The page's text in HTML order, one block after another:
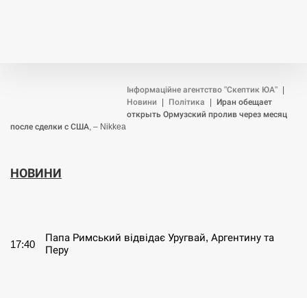
Інформаційне агентство "Скептик ЮА"
Новини
Політика
Иран обещает
открыть Ормузский пролив через месяц
после сделки с США, – Nikkea
НОВИНИ
17:40
Папа Римський відвідає Уругвай, Аргентину та
Перу